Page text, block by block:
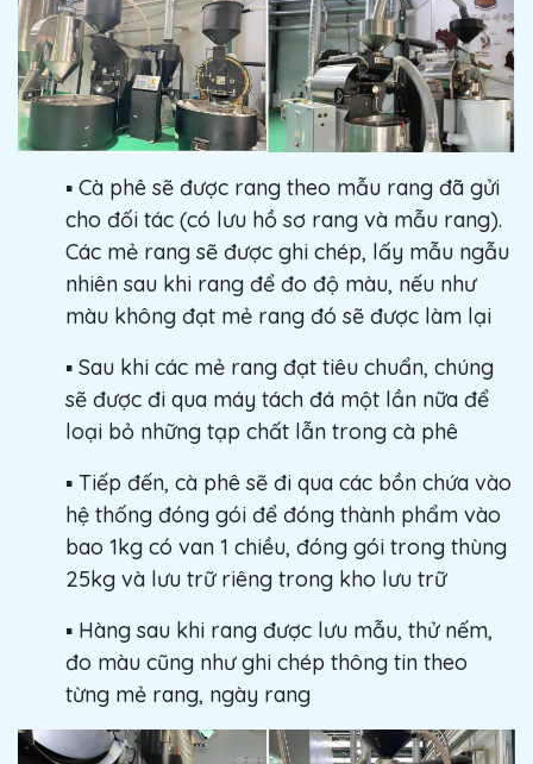
▪️ Cà phê sẽ được rang theo mẫu rang đã gửi
cho đối tác (có lưu hồ sơ rang và mẫu rang).
Các mẻ rang sẽ được ghi chép, lấy mẫu ngẫu
nhiên sau khi rang để đo độ màu, nếu như
màu không đạt mẻ rang đó sẽ được làm lại
▪️ Sau khi các mẻ rang đạt tiêu chuẩn, chúng
sẽ được đi qua máy tách đá một lần nữa để
loại bỏ những tạp chất lẫn trong cà phê
▪️ Tiếp đến, cà phê sẽ đi qua các bồn chứa vào
hệ thống đóng gói để đóng thành phẩm vào
bao 1kg có van 1 chiều, đóng gói trong thùng
25kg và lưu trữ riêng trong kho lưu trữ
▪️ Hàng sau khi rang được lưu mẫu, thử nếm,
đo màu cũng như ghi chép thông tin theo
từng mẻ rang, ngày rang